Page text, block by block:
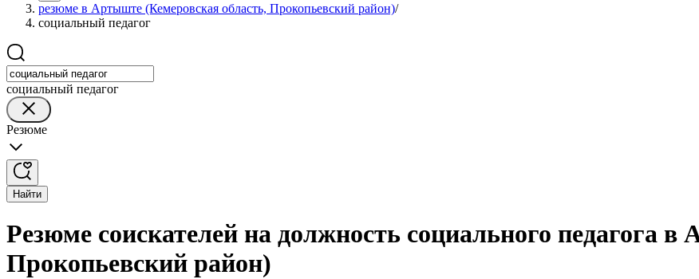
резюме в Артыште (Кемеровская область, Прокопьевский район)/
социальный педагог
социальный педагог
Резюме
Найти
Резюме соискателей на должность социального педагога
Прокопьевский район)